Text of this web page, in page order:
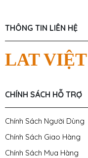
THÔNG TIN LIÊN HỆ
LAT
CHÍNH SÁCH HỖ TRỢ
Chính Sách Người Dùng
Chính Sách Giao Hàng
Chính Sách Mua Hàng